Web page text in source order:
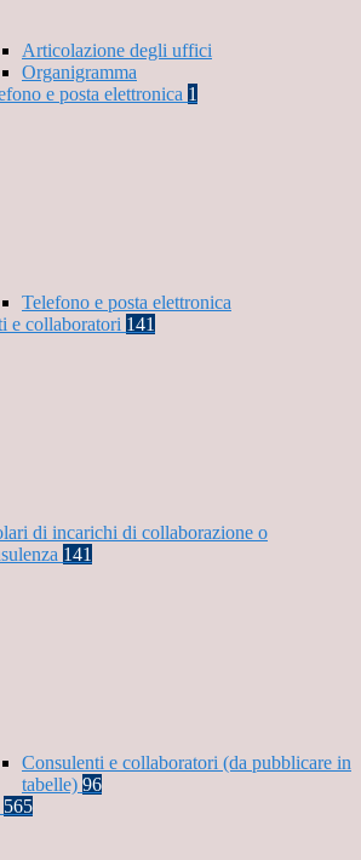
Articolazione degli uffici
Organigramma
e posta elettronica 1
Telefono e posta elettronica
e collaboratori 141
di incarichi di collaborazione o
141
Consulenti e collaboratori (da pubblicare in
tabelle) 96
565